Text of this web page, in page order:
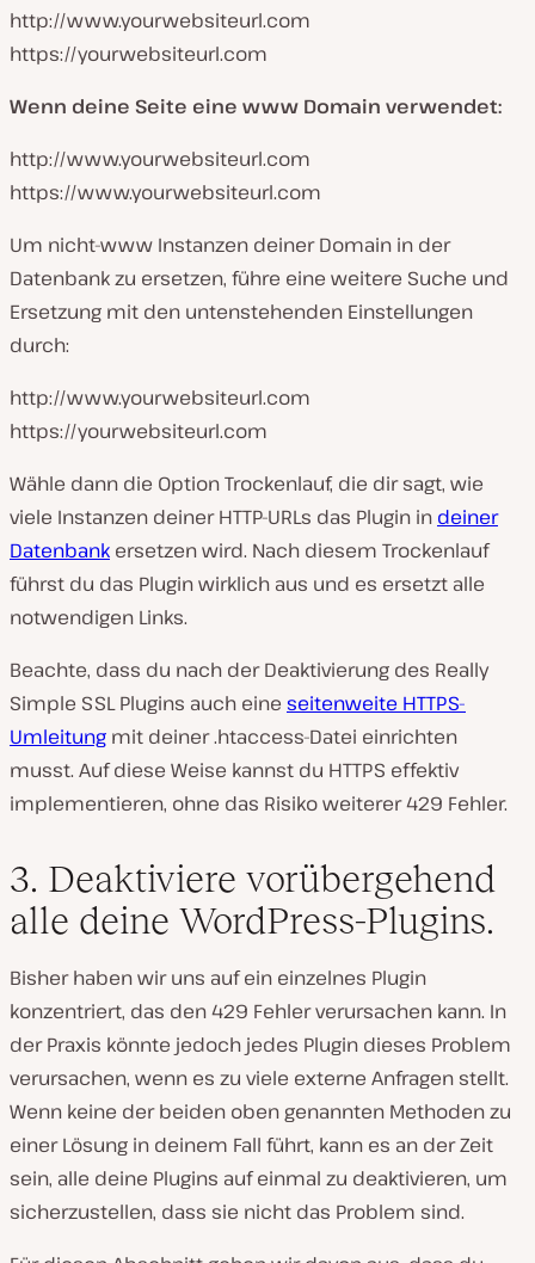
http://www.yourwebsiteurl.com
https://yourwebsiteurl.com
Wenn deine Seite eine www Domain verwendet:
http://www.yourwebsiteurl.com
https://www.yourwebsiteurl.com
Um nicht-www Instanzen deiner Domain in der
Datenbank zu ersetzen, führe eine weitere Suche und
Ersetzung mit den untenstehenden Einstellungen
durch:
http://www.yourwebsiteurl.com
https://yourwebsiteurl.com
Wähle dann die Option Trockenlauf, die dir sagt, wie
viele Instanzen deiner HTTP-URLs das Plugin in deiner
Datenbank ersetzen wird. Nach diesem Trockenlauf
führst du das Plugin wirklich aus und es ersetzt alle
notwendigen Links.
Beachte, dass du nach der Deaktivierung des Really
Simple SSL Plugins auch eine seitenweite HTTPS-
Umleitung mit deiner .htaccess-Datei einrichten
musst. Auf diese Weise kannst du HTTPS effektiv
implementieren, ohne das Risiko weiterer 429 Fehler.
3. Deaktiviere vorübergehend
alle deine WordPress-Plugins.
Bisher haben wir uns auf ein einzelnes Plugin
konzentriert, das den 429 Fehler verursachen kann. In
der Praxis könnte jedoch jedes Plugin dieses Problem
verursachen, wenn es zu viele externe Anfragen stellt.
Wenn keine der beiden oben genannten Methoden zu
einer Lösung in deinem Fall führt, kann es an der Zeit
sein, alle deine Plugins auf einmal zu deaktivieren, um
sicherzustellen, dass sie nicht das Problem sind.